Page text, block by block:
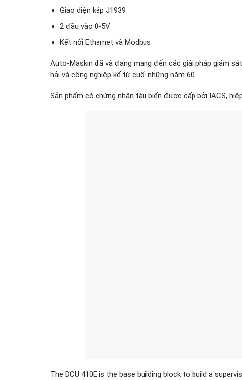
Giao diện kép J1939
2 đầu vào 0-5V
Kết nối Ethernet và Modbus
Auto-Maskin đã và đang mang đến các giải pháp giám
hải và công nghiệp kể từ cuối những năm 60.
Sản phẩm có chứng nhận tàu biển được cấp bởi IACS,
The DCU 410E is the base building block to build a